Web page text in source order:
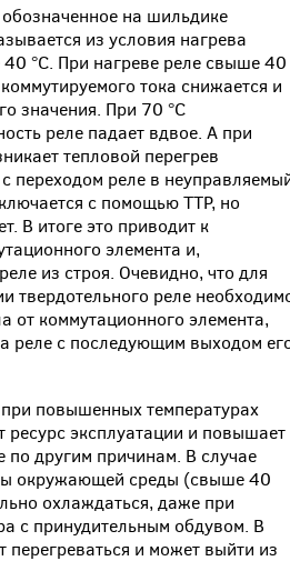
на шильдике
из условия нагрева
°C. При нагреве реле свыше 40
тока снижается и
значения. При 70 °С
реле падает вдвое. А при
тепловой перегрев
переходом реле в
с помощью ТТР, но
В итоге это приводит к
элемента и,
из строя. Очевидно, что для
твердотельного реле
от коммутационного элемента,
реле с последующим выходом
повышенных температурах
эксплуатации и повышает
по другим причинам. В случае
окружающей среды (свыше 40
охлаждаться, даже при
с принудительным обдувом. В
перегреваться и может выйти из